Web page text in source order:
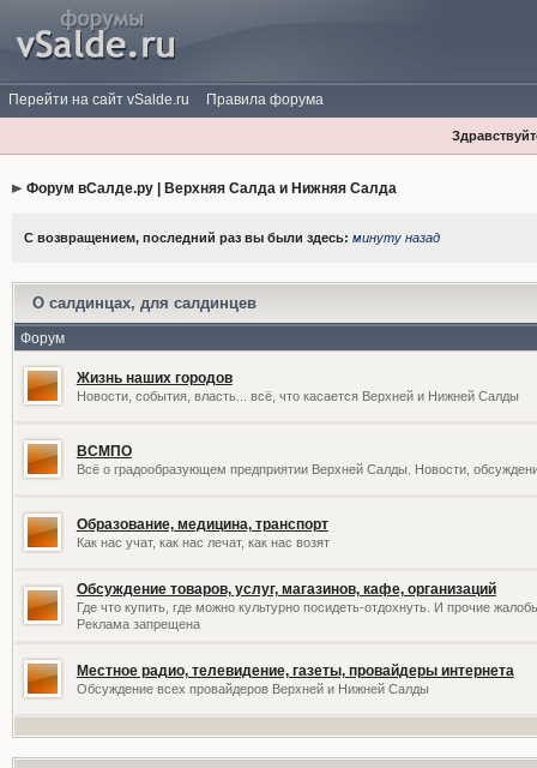
Перейти на сайт vSalde.ru Правила форума
Форум вСалде.ру | Верхняя Салда и Нижняя Салда
С возвращением, последний раз вы были здесь: минуту назад
О салдинцах, для салдинцев
Форум
Жизнь наших городов
Новости, события, власть... всё, что касается Верхней и Нижней Салды
ВСМПО
Всё о градообразующем предприятии Верхней Салды. Новости,
Образование, медицина, транспорт
Как нас учат, как нас лечат, как нас возят
Обсуждение товаров, услуг, магазинов, кафе, организаций
Где что купить, где можно культурно посидеть-отдохнуть. И прочие
Реклама запрещена
Местное радио, телевидение, газеты, провайдеры интернета
Обсуждение всех провайдеров Верхней и Нижней Салды